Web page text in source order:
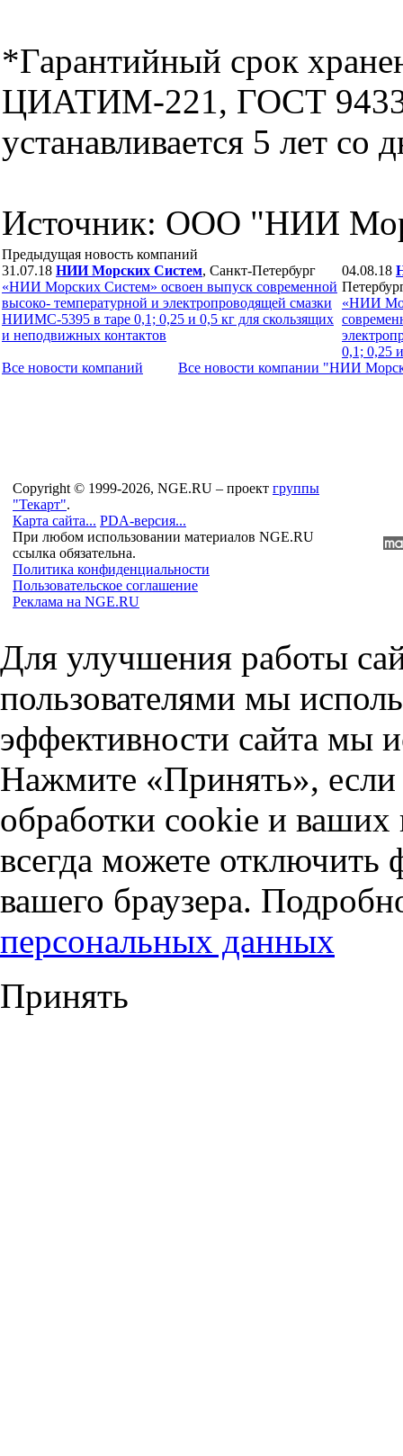
*Гарантийный срок
ЦИАТИМ-221, ГОСТ
устанавливается 5 лет со
Источник: ООО "НИИ
Предыдущая новость компаний
31.07.18 НИИ Морских Систем, Санкт-Петербург
«НИИ Морских Систем» освоен выпуск современной
высоко- температурной и электропроводящей смазки
НИИМС-5395 в таре 0,1; 0,25 и 0,5 кг для скользящих
и неподвижных контактов
04.08.18
«НИИ
0,1; 0,25
Все новости компaний
Все новости компaнии "НИИ
Copyright © 1999-2026, NGE.RU – проект группы
"Текарт".
Карта сайта... PDA-версия...
При любом использовании материалов NGE.RU
ссылка обязательна.
Политика конфиденциальности
Пользовательское соглашение
Реклама на NGE.RU
Для улучшения работы
пользователями мы
эффективности сайта мы
Нажмите «Принять», если
обработки cookie и
всегда можете отключить
вашего браузера.
персональных данных
Принять